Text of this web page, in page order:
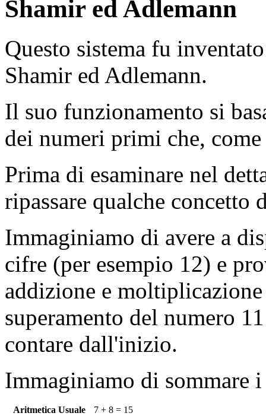
Shamir ed Adlemann
Questo sistema fu
Shamir ed Adlemann.
Il suo funzionamento si
dei numeri primi che,
Prima di esaminare nel
ripassare qualche concetto
Immaginiamo di avere a
cifre (per esempio 12) e
addizione e moltiplicazione
superamento del numero
contare dall'inizio.
Immaginiamo di sommare
Aritmetica Usuale
7 + 8 = 15